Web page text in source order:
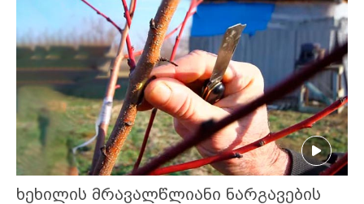
ხეხილის მრავალწლიანი ნარგავების